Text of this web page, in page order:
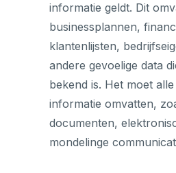
informatie geldt. Dit
businessplannen,
klantenlijsten,
andere gevoelige data
bekend is. Het moet
informatie omvatten,
documenten,
mondelinge